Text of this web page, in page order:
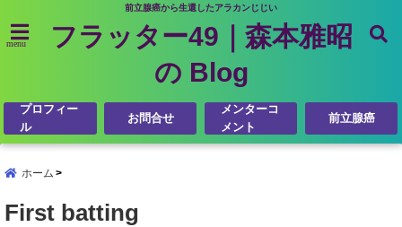
前立腺癌から生還したアラカンじじい
menu
フラッター49｜森本雅昭
の Blog
プロフィー
ル
お問合せ
メンターコ
メント
前立腺癌
ホーム
First batting